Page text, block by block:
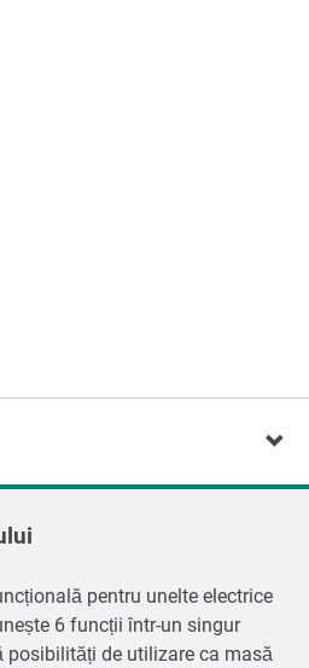
pentru unelte electrice
6 funcții într-un singur
posibilități de utilizare ca masă